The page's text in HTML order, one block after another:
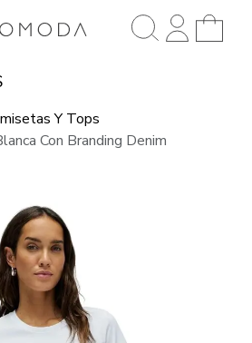
Y Tops
Con Branding Denim